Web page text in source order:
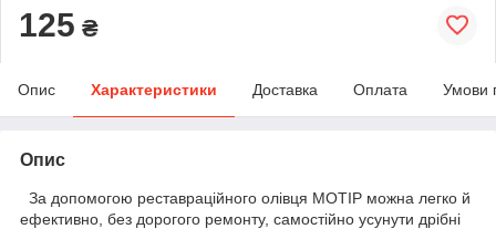
125 ₴
Опис Характеристики Доставка Оплата Умови
Опис
За допомогою реставраційного олівця MOTIP можна легко й
ефективно, без дорогого ремонту, самостійно усунути дрібні